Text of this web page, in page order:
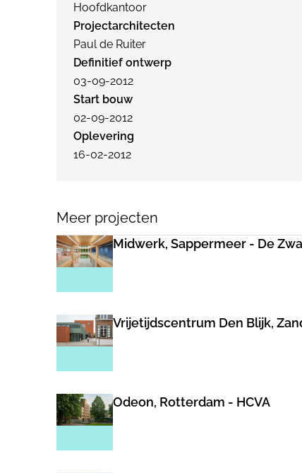
Hoofdkantoor
Projectarchitecten
Paul de Ruiter
Definitief ontwerp
03-09-2012
Start bouw
02-09-2012
Oplevering
16-02-2012
Meer projecten
Midwerk, Sappermeer - De
Vrijetijdscentrum Den Blijk,
Odeon, Rotterdam - HCVA